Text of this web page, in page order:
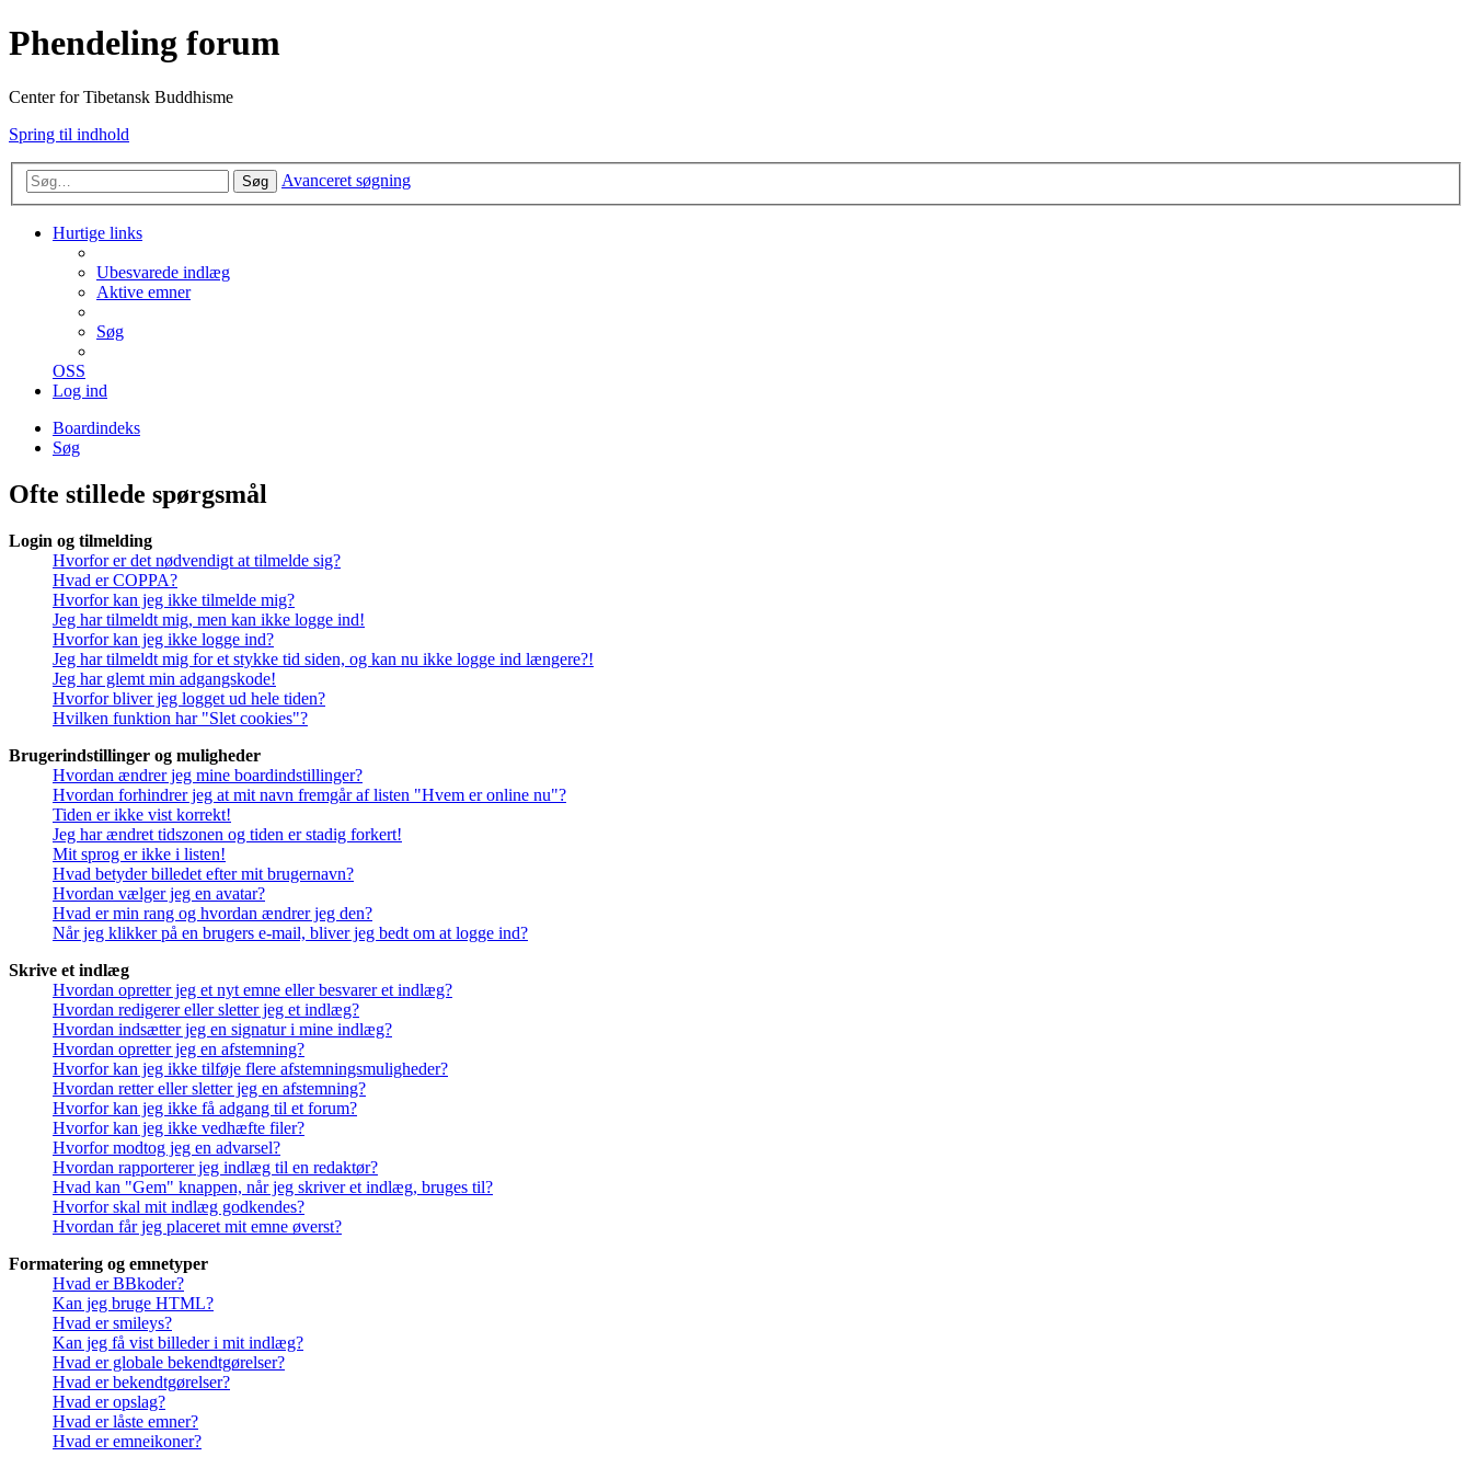
Phendeling forum
Center for Tibetansk Buddhisme
Spring til indhold
Søg Avanceret søgning
Hurtige links
Ubesvarede indlæg
Aktive emner
Søg
OSS
Log ind
Boardindeks
Søg
Ofte stillede spørgsmål
Login og tilmelding
Hvorfor er det nødvendigt at tilmelde sig?
Hvad er COPPA?
Hvorfor kan jeg ikke tilmelde mig?
Jeg har tilmeldt mig, men kan ikke logge ind!
Hvorfor kan jeg ikke logge ind?
Jeg har tilmeldt mig for et stykke tid siden, og kan nu ikke logge ind længere?!
Jeg har glemt min adgangskode!
Hvorfor bliver jeg logget ud hele tiden?
Hvilken funktion har "Slet cookies"?
Brugerindstillinger og muligheder
Hvordan ændrer jeg mine boardindstillinger?
Hvordan forhindrer jeg at mit navn fremgår af listen "Hvem er online nu"?
Tiden er ikke vist korrekt!
Jeg har ændret tidszonen og tiden er stadig forkert!
Mit sprog er ikke i listen!
Hvad betyder billedet efter mit brugernavn?
Hvordan vælger jeg en avatar?
Hvad er min rang og hvordan ændrer jeg den?
Når jeg klikker på en brugers e-mail, bliver jeg bedt om at logge ind?
Skrive et indlæg
Hvordan opretter jeg et nyt emne eller besvarer et indlæg?
Hvordan redigerer eller sletter jeg et indlæg?
Hvordan indsætter jeg en signatur i mine indlæg?
Hvordan opretter jeg en afstemning?
Hvorfor kan jeg ikke tilføje flere afstemningsmuligheder?
Hvordan retter eller sletter jeg en afstemning?
Hvorfor kan jeg ikke få adgang til et forum?
Hvorfor kan jeg ikke vedhæfte filer?
Hvorfor modtog jeg en advarsel?
Hvordan rapporterer jeg indlæg til en redaktør?
Hvad kan "Gem" knappen, når jeg skriver et indlæg, bruges til?
Hvorfor skal mit indlæg godkendes?
Hvordan får jeg placeret mit emne øverst?
Formatering og emnetyper
Hvad er BBkoder?
Kan jeg bruge HTML?
Hvad er smileys?
Kan jeg få vist billeder i mit indlæg?
Hvad er globale bekendtgørelser?
Hvad er bekendtgørelser?
Hvad er opslag?
Hvad er låste emner?
Hvad er emneikoner?